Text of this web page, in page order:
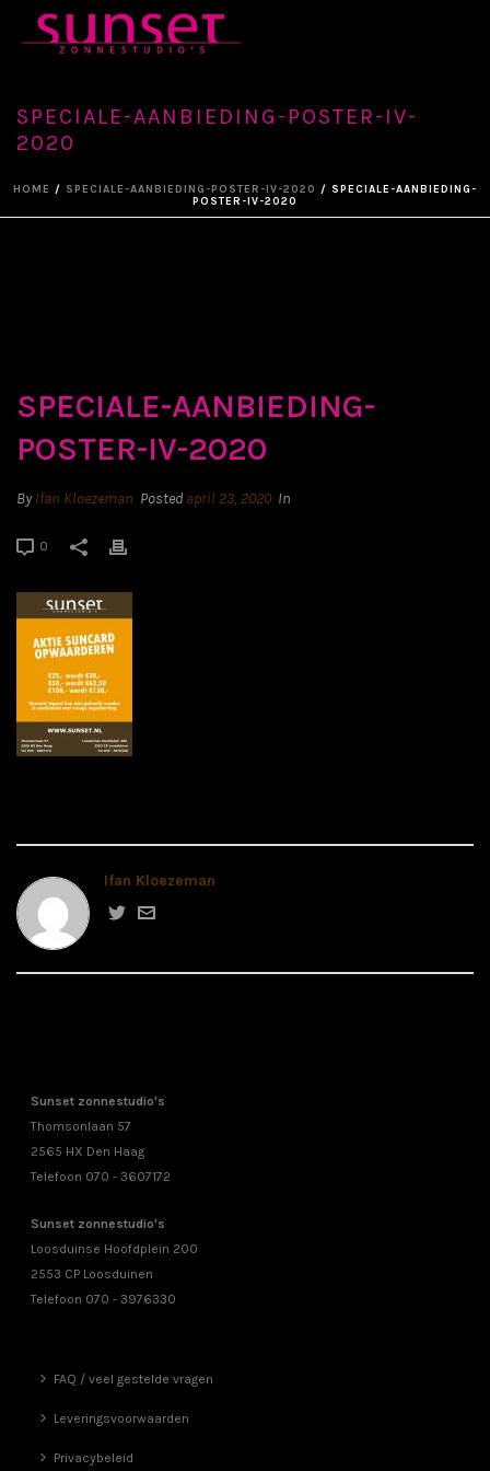
SPECIALE-AANBIEDING-POSTER-IV-
2020
HOME / SPECIALE-AANBIEDING-POSTER-IV-2020 / SPECIALE-AANBIEDING-
POSTER-IV-2020
SPECIALE-AANBIEDING-
POSTER-IV-2020
ByIfan Kloezeman Posted april 23, 2020 In
0
Ifan Kloezeman
Sunset zonnestudio's
Thomsonlaan 57
2565 HX Den Haag
Telefoon 070 - 3607172
Sunset zonnestudio's
Loosduinse Hoofdplein 200
2553 CP Loosduinen
Telefoon 070 - 3976330
FAQ / veel gestelde vragen
Leveringsvoorwaarden
Privacybeleid